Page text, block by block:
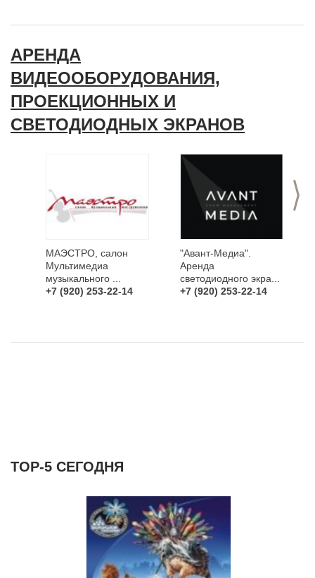
АРЕНДА
ВИДЕООБОРУДОВАНИЯ,
ПРОЕКЦИОННЫХ И
СВЕТОДИОДНЫХ ЭКРАНОВ
>
МАЭСТРО, салон
Мультимедиа
музыкального ...
+7 (920) 253-22-14
"Авант-Медиа".
Аренда
светодиодного экра...
+7 (920) 253-22-14
ТОР-5 СЕГОДНЯ